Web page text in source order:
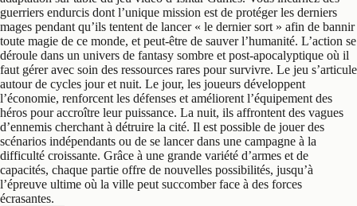
guerriers endurcis dont l’unique mission est de protéger les derniers
mages pendant qu’ils tentent de lancer « le dernier sort » afin de bannir
toute magie de ce monde, et peut-être de sauver l’humanité. L’action se
déroule dans un univers de fantasy sombre et post-apocalyptique où il
faut gérer avec soin des ressources rares pour survivre. Le jeu s’articule
autour de cycles jour et nuit. Le jour, les joueurs développent
l’économie, renforcent les défenses et améliorent l’équipement des
héros pour accroître leur puissance. La nuit, ils affrontent des vagues
d’ennemis cherchant à détruire la cité. Il est possible de jouer des
scénarios indépendants ou de se lancer dans une campagne à la
difficulté croissante. Grâce à une grande variété d’armes et de
capacités, chaque partie offre de nouvelles possibilités, jusqu’à
l’épreuve ultime où la ville peut succomber face à des forces
écrasantes.